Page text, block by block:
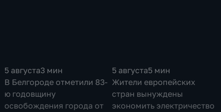
5 августа3 мин
В Белгороде отметили 83-
ю годовщину
освобождения города от
5 августа5 мин
Жители европейских
стран вынуждены
экономить электричество